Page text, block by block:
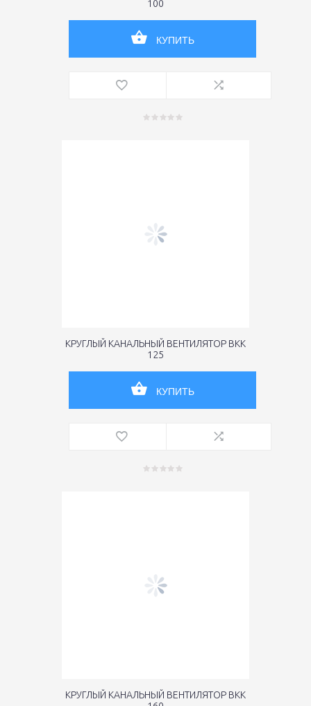
100
КУПИТЬ
КРУГЛЫЙ КАНАЛЬНЫЙ ВЕНТИЛЯТОР ВКК
125
КУПИТЬ
КРУГЛЫЙ КАНАЛЬНЫЙ ВЕНТИЛЯТОР ВКК